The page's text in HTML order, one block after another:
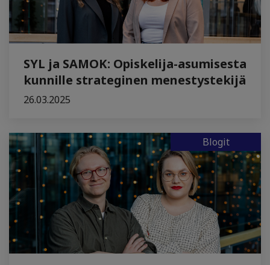
SYL ja SAMOK: Opiskelija-asumisesta
kunnille strateginen menestystekijä
26.03.2025
Blogit